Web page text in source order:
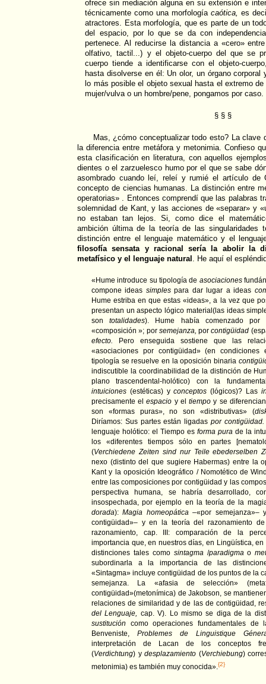
ofrece sin mediación alguna en su extensión e
técnicamente como una morfología caótica, es
atractores. Esta morfología, que es parte de un
del espacio, por lo que se da con
pertenece. Al reducirse la distancia a «cero»
olfativo, tactil...) y el objeto-cuerpo del que se
cuerpo tiende a identificarse con el objeto-
hasta disolverse en él: Un olor, un órgano
lo más posible el objeto sexual hasta el extremo
mujer/vulva o un hombre/pene, pongamos por caso.
§ § §
Mas, ¿cómo conceptualizar todo esto? La clave
la diferencia entre metáfora y metonimia. Confieso
esta clasificación en literatura, con aquellos
dientes o el zarzuelesco humo por el que se sabe
asombrado cuando leí, releí y rumié el artículo de
concepto de ciencias humanas. La distinción entre
operatorias» . Entonces comprendí que las palabras
solemnidad de Kant, y las acciones de «separar» y
no estaban tan lejos. Si, como dice el
ambición última de la teoría de las singularidades
distinción entre el lenguaje matemático y el
filosofía sensata y racional sería la abolir la
metafísico y el lenguaje natural . He aquí el
«Hume introduce su tipología de asociaciones
compone ideas simplespara dar lugar a ideas
Hume estriba en que estas «ideas», a la vez que
presentan un aspecto lógico material(las ideas
sontotalidades). Hume había comenzado por
«composición »; por semejanza, porcontigüidad
efecto. Pero enseguida sostiene que las
«asociaciones por contigüidad» (en
tipología se resuelve en la oposición binaria
indiscutible la coordinabilidad de la distinción de
plano trascendental-holótico) con la
intuiciones (estéticas) yconceptos (lógicos)? Las
precisamente elespacio y eltiempo y se
son «formas puras», no son «distributivas» (
Diríamos: Sus partes están ligadas por contigüidad.
lenguaje holótico: el Tiempo es forma pura de la
los «diferentes tiempos sólo en partes
(Verchiedene Zeiten sind nur Teile ebederselben
nexo (distinto del que sugiere Habermas) entre la
Kant y la oposición Ideográfico / Nomotético de
entre las composiciones por contigüidad y las
perspectiva humana, se habría desarrollado,
insospechada, por ejemplo en la teoría de la
dorada):Magia homeopática–«por semejanza»–
contigüidad»– y en la teoría del razonamiento
razonamiento, cap. III: comparación de la
importancia que, en nuestros días, en Lingüística,
distinciones tales como sintagma/paradigmao
subordinarla a la importancia de las
«Sintagma» incluye contigüidad de los puntos de la
semejanza. La «afasia de selección»
contigüidad»(metonímica) de Jakobson, se
relaciones de similaridad y de las de contigüidad,
del Lenguaje, cap. V). Lo mismo se diga de la
sustitución como operaciones fundamentales de
Benveniste, Problemes de Linguistique
interpretación de Lacan de los conceptos
(Verdichtung) y desplazamiento (Verchiebung)
metonimia) es también muy conocida».{2}